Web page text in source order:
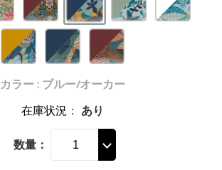
カラー : ブルー/オーカー
在庫状況 ： あり
数量：